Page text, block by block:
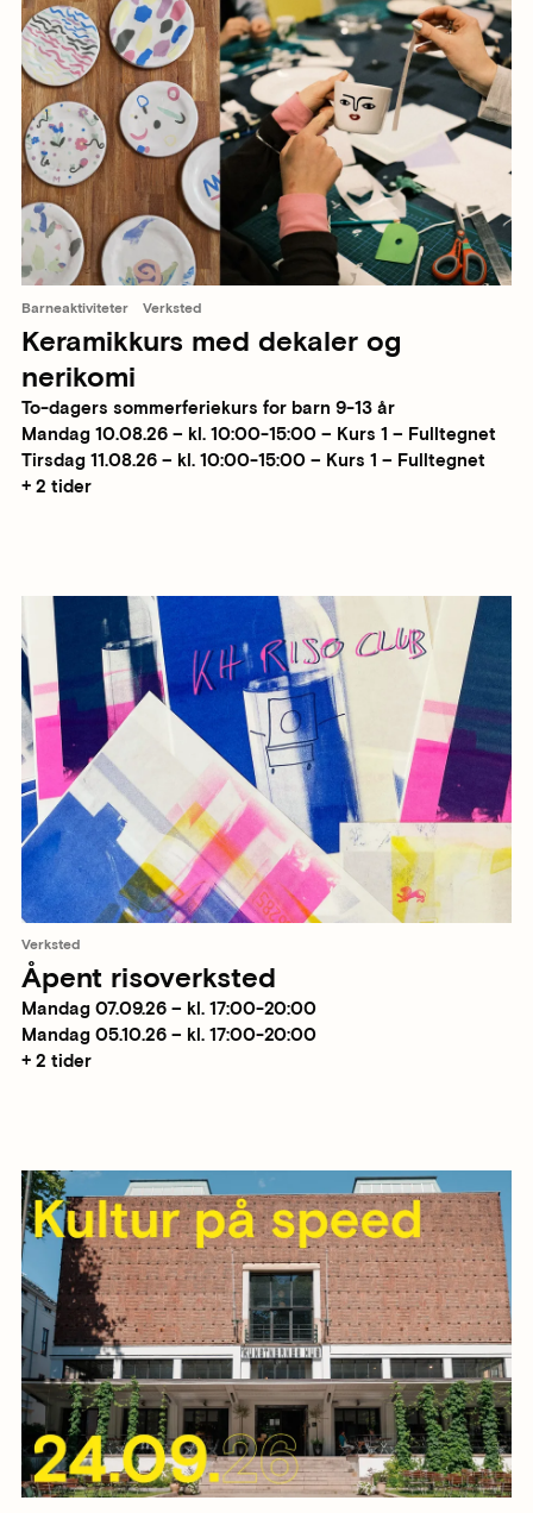
Barneaktiviteter Verksted
Keramikkurs med dekaler og
nerikomi
To-dagers sommerferiekurs for barn 9-13 år
Mandag 10.08.26 – kl. 10:00-15:00 – Kurs 1 – Fulltegnet
Tirsdag 11.08.26 – kl. 10:00-15:00 – Kurs 1 – Fulltegnet
+ 2 tider
Verksted
Åpent risoverksted
Mandag 07.09.26 – kl. 17:00-20:00
Mandag 05.10.26 – kl. 17:00-20:00
+ 2 tider